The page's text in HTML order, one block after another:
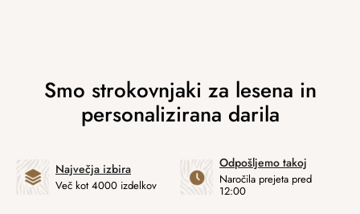
Največja izbira
Več kot 4000 izdelkov
Odpošljemo takoj
Naročila prejeta pred
12:00